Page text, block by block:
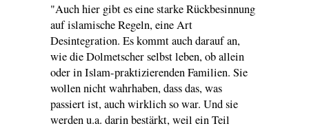
"Auch hier gibt es eine starke Rückbesinnung
auf islamische Regeln, eine Art
Desintegration. Es kommt auch darauf an,
wie die Dolmetscher selbst leben, ob allein
oder in Islam-praktizierenden Familien. Sie
wollen nicht wahrhaben, dass das, was
passiert ist, auch wirklich so war. Und sie
werden u.a. darin bestärkt, weil ein Teil